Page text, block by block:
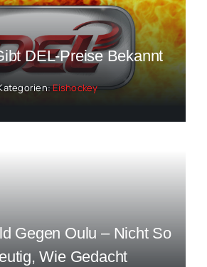
DEL-Preise Bekannt
Eishockey
Gegen Oulu – Nicht So
Wie Gedacht